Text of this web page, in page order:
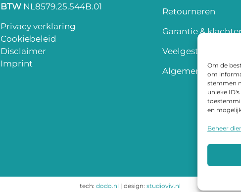
Om de
om
stemmen
unieke
en
Beheer
BTW NL8579.25.544B.01
Privacy verklaring
Cookiebeleid
Disclaimer
Imprint
Retourneren
Garantie &
Veelgestelde
Algemene
tech: dodo.nl | design: studioviv.nl